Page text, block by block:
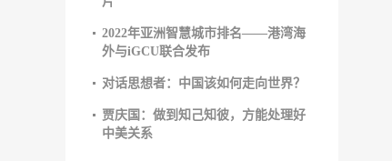
2022年亚洲智慧城市排名——港湾海
外与iGCU联合发布
对话思想者：中国该如何走向世界？
贾庆国：做到知己知彼，方能处理好
中美关系